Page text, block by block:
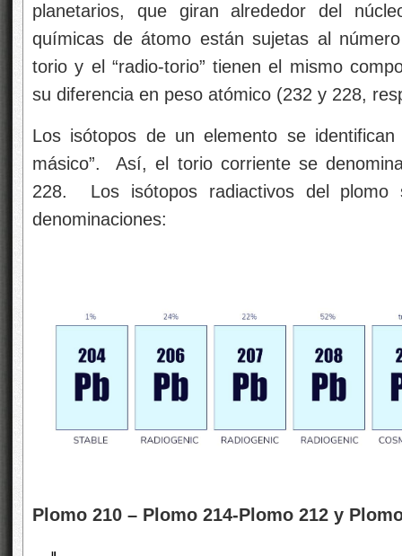
planetarios, que giran alrededor del
químicas de átomo están sujetas al
torio y el “radio-torio” tienen el mismo
su diferencia en peso atómico (232 y 228,
Los isótopos de un elemento se
másico”. Así, el torio corriente se
228. Los isótopos radiactivos del plomo
denominaciones:
Plomo 210 – Plomo 214-Plomo 212 y